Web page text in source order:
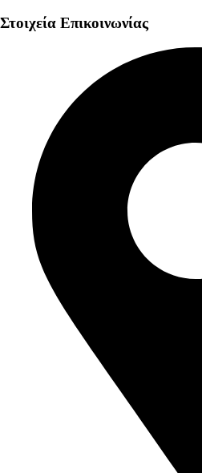
Στοιχεία Επικοινωνίας